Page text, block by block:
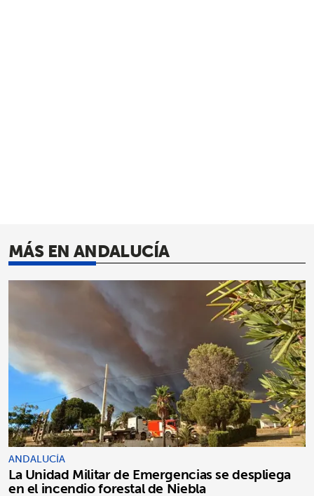
MÁS EN ANDALUCÍA
ANDALUCÍA
La Unidad Militar de Emergencias se despliega
en el incendio forestal de Niebla